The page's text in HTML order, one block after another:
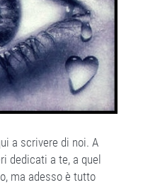
a scrivere di noi. A
dedicati a te, a quel
ma adesso è tutto